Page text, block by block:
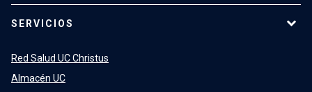
SERVICIOS
Red Salud UC Christus
Almacén UC